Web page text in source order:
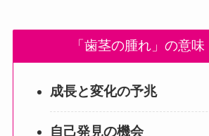
「歯茎の腫れ」の意
成長と変化の予兆
自己発見の機会